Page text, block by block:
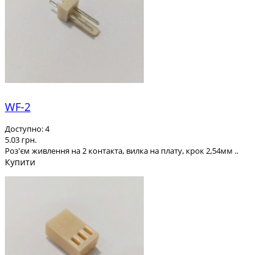
WF-2
Доступно: 4
5.03 грн.
Роз'єм живлення на 2 контакта, вилка на плату, крок 2,54мм ..
Купити